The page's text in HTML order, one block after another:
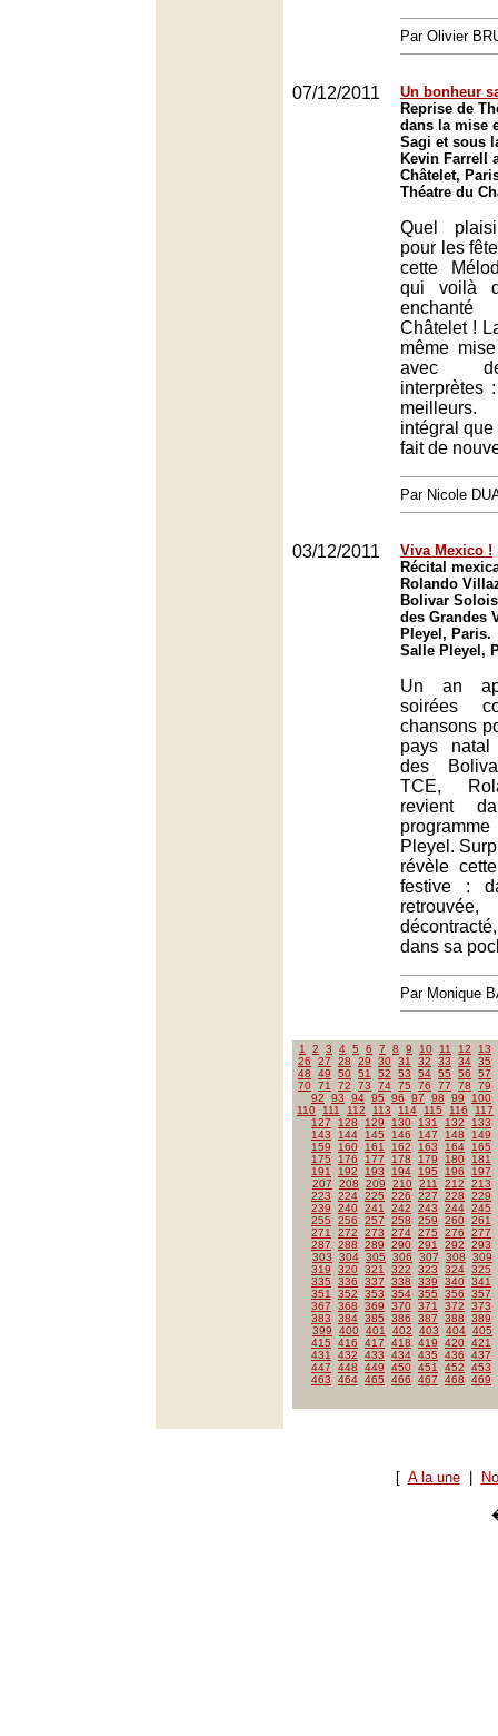
Par Olivier
07/12/2011
Un bonheur
Reprise de
dans la mise
Sagi et sous
Kevin Farrell
Châtelet,
Théatre du
Quel
pour les
cette
qui voilà
Châtelet !
même
avec
interprètes
intégral
fait de
Par Nicole
03/12/2011
Viva Mexico !
Récital
Rolando
Bolivar
des Grandes
Pleyel, Paris.
Salle Pleyel,
Un an
soirées
chansons
pays
des
TCE,
revient
Pleyel.
révèle
festive :
dans sa
Par Monique
1 2 3 4 5 6 7 8 9 10 11 12
13
26
27 28 29 30 31 32 33 34 35
48
49 50 51 52 53 54 55 56
57
70 71 72 73 74 75 76 77 78
79
92
93 94 95 96 97 98 99
100
110
111 112 113 114 115 116
117
127
128 129 130 131 132
133
143
144 145 146 147 148
149
159
160 161 162 163 164
165
175
176 177 178 179 180
181
191
192 193 194 195 196
197
207
208 209 210 211 212
213
223
224 225 226 227 228
229
239
240 241 242 243 244 245
255
256 257 258 259 260 261
271
272 273 274 275 276
277
287
288 289 290 291 292
293
303
304 305 306 307 308
309
319
320 321 322 323 324 325
335
336 337 338 339 340 341
351
352 353 354 355 356
357
367
368 369 370 371 372
373
383
384 385 386 387 388
389
399
400 401 402 403 404 405
415
416 417 418 419 420 421
431
432 433 434 435 436
437
447
448 449 450 451 452
453
463
464 465 466 467 468 469
[ A la une|